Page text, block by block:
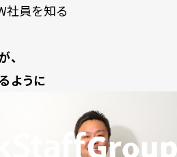
社員を知る
、
ように